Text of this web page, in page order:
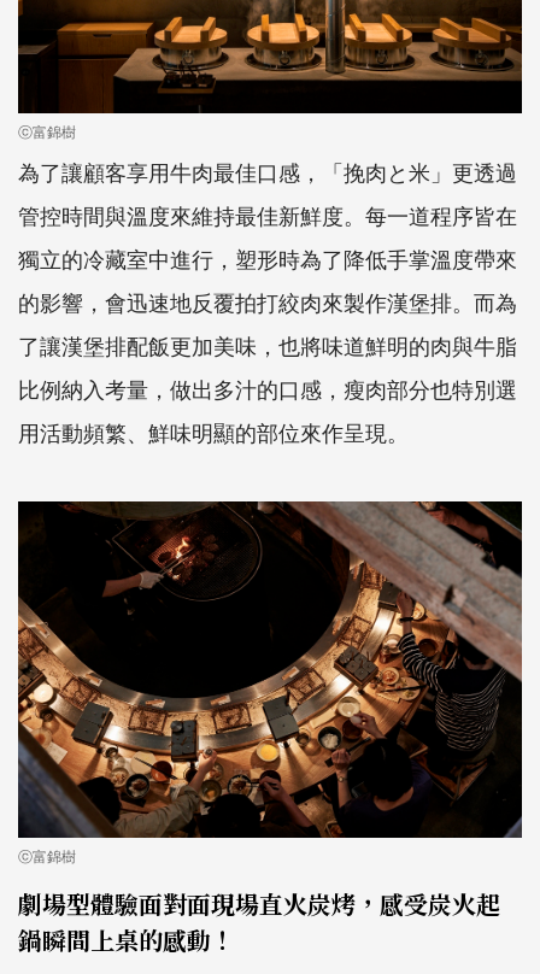
ⓒ富錦樹
為了讓顧客享用牛肉最佳口感，「挽肉と米」更透過
管控時間與溫度來維持最佳新鮮度。每一道程序皆在
獨立的冷藏室中進行，塑形時為了降低手掌溫度帶來
的影響，會迅速地反覆拍打絞肉來製作漢堡排。而為
了讓漢堡排配飯更加美味，也將味道鮮明的肉與牛脂
比例納入考量，做出多汁的口感，瘦肉部分也特別選
用活動頻繁、鮮味明顯的部位來作呈現。
ⓒ富錦樹
劇場型體驗面對面現場直火炭烤，感受炭火起
鍋瞬間上桌的感動！